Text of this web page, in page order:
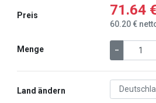
Preis 71.64
60.20 €
Menge –
Land ändern